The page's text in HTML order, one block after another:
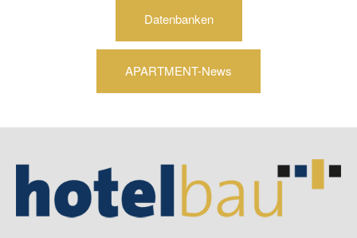
Datenbanken
APARTMENT-News